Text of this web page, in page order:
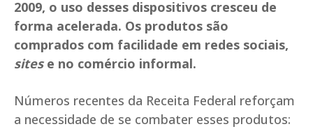
2009, o uso desses dispositivos cresceu de
forma acelerada. Os produtos são
comprados com facilidade em redes sociais,
sitese no comércio informal.
Números recentes da Receita Federal reforçam
a necessidade de se combater esses produtos: